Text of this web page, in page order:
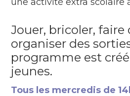
Jouer, bricoler, faire
organiser des
programme est
jeunes.
Tous les mercredis de